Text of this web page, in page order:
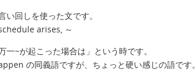
回しを使った文です。
arises, ～
~が起こった場合は」という時です。
の同義語ですが、ちょっと硬い感じの語です。